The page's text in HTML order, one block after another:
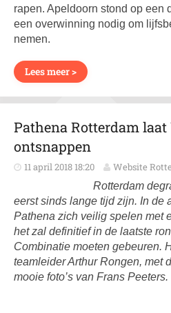
rapen. Apeldoorn stond op een
een overwinning nodig om
nemen.
Lees meer >
Pathena Rotterdam laat
ontsnappen
11 april 2018 18:20 Website
Rotterdam
eerst sinds lange tijd zijn. In de
Pathena zich veilig spelen met
het zal definitief in de laatste
Combinatie moeten gebeuren.
teamleider Arthur Rongen, met
mooie foto’s van Frans Peeters.